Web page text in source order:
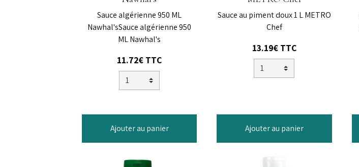
Sauce algérienne 950 ML
Nawhal'sSauce algérienne 950
ML Nawhal's
11.72€ TTC
Ajouter au panier
Sauce au piment doux 1 L METRO
Chef
13.19€ TTC
Ajouter au panier